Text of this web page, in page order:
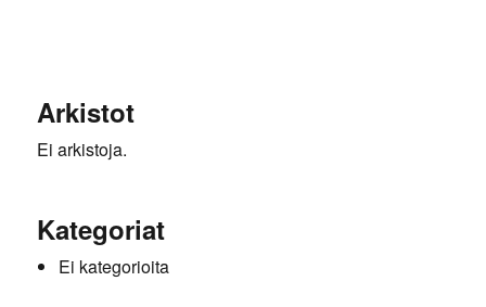
Arkistot
Ei arkistoja.
Kategoriat
Ei kategorioita